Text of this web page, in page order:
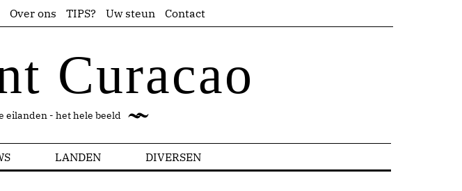
Over ons TIPS? Uw steun Contact
Curacao
eilanden - het hele beeld
LANDEN DIVERSEN